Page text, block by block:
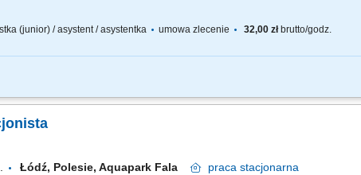
(junior) / asystent / asystentka umowa zlecenie 32,00 złbrutto/godz.
sekretariatu. Odbieranie, sortowanie i doręczanie korespondencji
Łódź, Polesie, Aquapark Fala praca stacjonarna